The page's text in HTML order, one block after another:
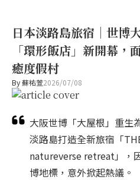
日本淡路島旅宿｜世博
「環形飯店」新開幕，
癒度假村
By蘇祐萱2026/07/08
大阪世博「大屋根」重生
淡路島打造全新旅宿「
natureverse retreat」，
博地標，意外掀起熱議。